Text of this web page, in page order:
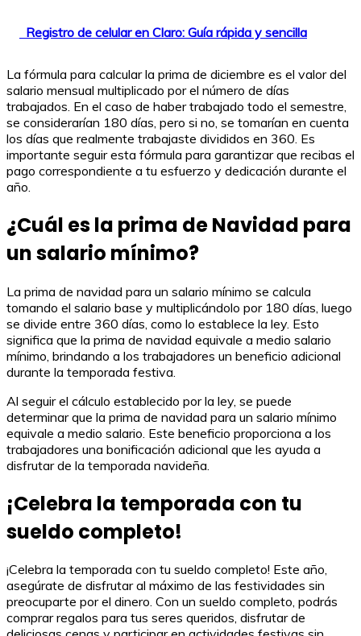
Registro de celular en Claro: Guía rápida y sencilla
La fórmula para calcular la prima de diciembre es el valor del
salario mensual multiplicado por el número de días
trabajados. En el caso de haber trabajado todo el semestre,
se considerarían 180 días, pero si no, se tomarían en cuenta
los días que realmente trabajaste divididos en 360. Es
importante seguir esta fórmula para garantizar que recibas el
pago correspondiente a tu esfuerzo y dedicación durante el
año.
¿Cuál es la prima de Navidad para
un salario mínimo?
La prima de navidad para un salario mínimo se calcula
tomando el salario base y multiplicándolo por 180 días, luego
se divide entre 360 días, como lo establece la ley. Esto
significa que la prima de navidad equivale a medio salario
mínimo, brindando a los trabajadores un beneficio adicional
durante la temporada festiva.
Al seguir el cálculo establecido por la ley, se puede
determinar que la prima de navidad para un salario mínimo
equivale a medio salario. Este beneficio proporciona a los
trabajadores una bonificación adicional que les ayuda a
disfrutar de la temporada navideña.
¡Celebra la temporada con tu
sueldo completo!
¡Celebra la temporada con tu sueldo completo! Este año,
asegúrate de disfrutar al máximo de las festividades sin
preocuparte por el dinero. Con un sueldo completo, podrás
comprar regalos para tus seres queridos, disfrutar de